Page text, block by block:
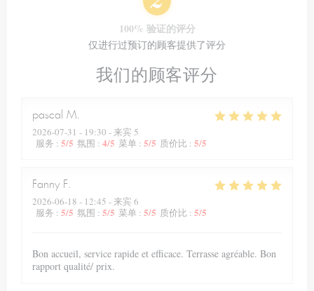
我们的顾客评分
pascal M
2026-07-31 - 19:30 - 来宾 5
服务 : 5/5 氛围 : 4/5 菜单 : 5/5 质价比 : 5/5
Fanny F
2026-06-18 - 12:45 - 来宾 6
服务 : 5/5 氛围 : 5/5 菜单 : 5/5 质价比 : 5/5
Bon accueil, service rapide et efficace. Terrasse agréable. Bon
rapport qualité/ prix.
100% 验证的评分
仅进行过预订的顾客提供了评分